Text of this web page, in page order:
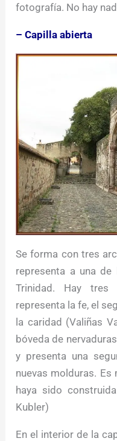
fotografía. No hay
– Capilla abierta
Se forma con tres
representa a una
Trinidad. Hay tres
representa la fe, el
la caridad (Valiñas
bóveda de
y presenta una
nuevas molduras. Es
haya sido
Kubler)
En el interior de la